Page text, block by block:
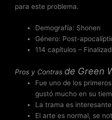
para este problema.
Demografía: Shonen
Género: Post-
114 capítulos –
Pros y Contras de Green
Fue uno de los
gustó mucho en su
La trama es
El arte es normal, se